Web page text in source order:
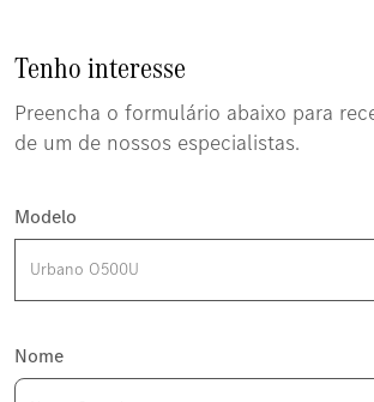
Tenho interesse
Preencha o formulário abaixo para
de um de nossos especialistas.
Modelo
Nome